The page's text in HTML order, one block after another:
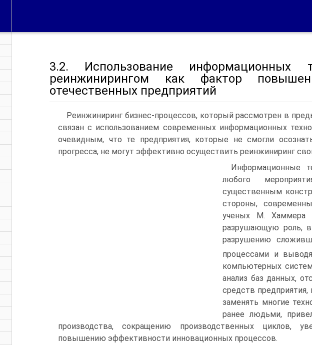
3.2. Использование информационных
реинжинирингом как фактор
отечественных предприятий
Реинжиниринг бизнес-процессов, который рассмотрен в
связан с использованием современных информационных
очевидным, что те предприятия, которые не смогли
прогресса, не могут эффективно осуществить реинжиниринг
Информационные
любого
существенным
стороны,
ученых М. Хаммера
разрушающую роль,
разрушению
процессами и
компьютерных
анализ баз данных,
средств
заменять многие
ранее людьми,
производства, сокращению производственных циклов,
повышению эффективности инновационных процессов.